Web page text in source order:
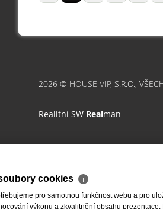
2026 © HOUSE VIP, S.R.O.,
Realitní SW Realman
cookies ℹ
pro samotnou funkčnost webu a pro
výkonu a zkvalitnění obsahu